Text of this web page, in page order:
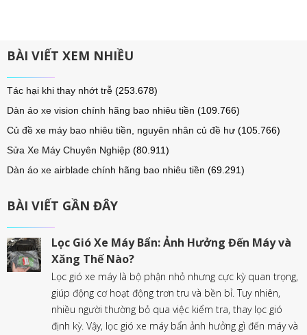
BÀI VIẾT XEM NHIỀU
Tác hại khi thay nhớt trễ (253.678)
Dàn áo xe vision chính hãng bao nhiêu tiền (109.766)
Củ đề xe máy bao nhiêu tiền, nguyên nhân củ đề hư (105.766)
Sửa Xe Máy Chuyên Nghiệp (80.911)
Dàn áo xe airblade chính hãng bao nhiêu tiền (69.291)
BÀI VIẾT GẦN ĐÂY
Lọc Gió Xe Máy Bẩn: Ảnh Hưởng Đến Máy và
Xăng Thế Nào?
Lọc gió xe máy là bộ phận nhỏ nhưng cực kỳ quan trọng,
giúp động cơ hoạt động trơn tru và bền bỉ. Tuy nhiên,
nhiều người thường bỏ qua việc kiểm tra, thay lọc gió
định kỳ. Vậy, lọc gió xe máy bẩn ảnh hưởng gì đến máy và